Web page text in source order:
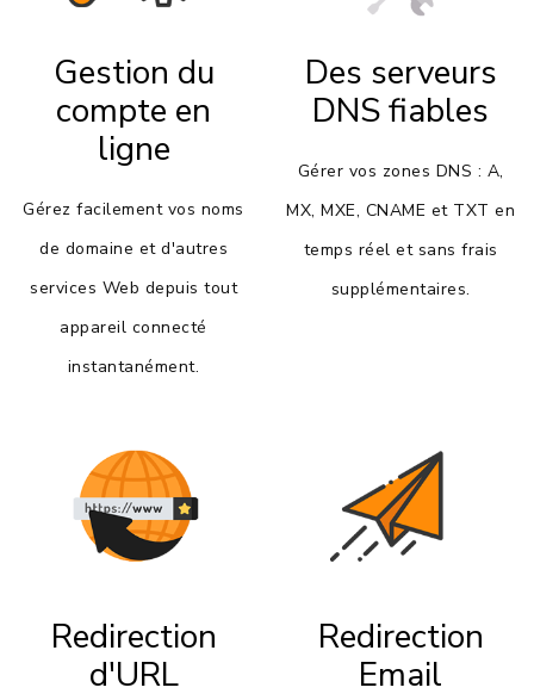
Gestion du
compte en
ligne
Gérez facilement vos noms
de domaine et d'autres
services Web depuis tout
appareil connecté
instantanément.
Des serveurs
DNS fiables
Gérer vos zones DNS : A,
MX, MXE, CNAME et TXT en
temps réel et sans frais
supplémentaires.
Redirection
d'URL
Redirection
Email